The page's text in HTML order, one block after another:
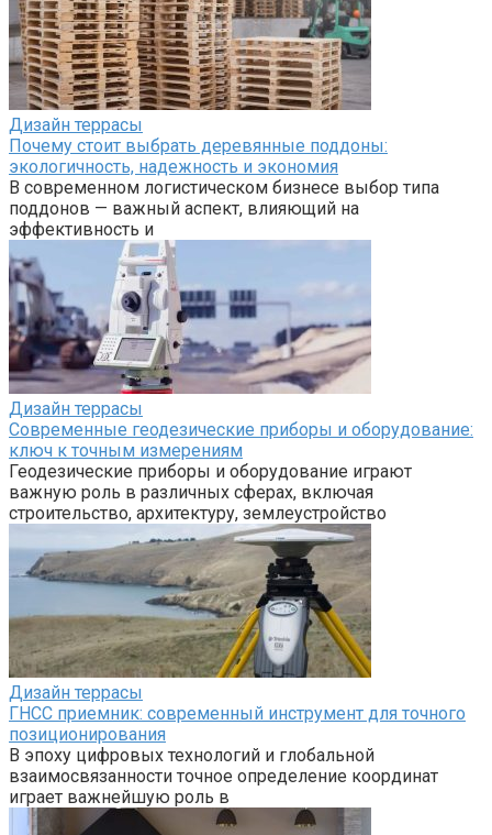
Дизайн террасы
Почему стоит выбрать деревянные поддоны:
экологичность, надежность и экономия
В современном логистическом бизнесе выбор типа
поддонов — важный аспект, влияющий на
эффективность и
Дизайн террасы
Современные геодезические приборы и оборудование:
ключ к точным измерениям
Геодезические приборы и оборудование играют
важную роль в различных сферах, включая
строительство, архитектуру, землеустройство
Дизайн террасы
ГНСС приемник: современный инструмент для точного
позиционирования
В эпоху цифровых технологий и глобальной
взаимосвязанности точное определение координат
играет важнейшую роль в